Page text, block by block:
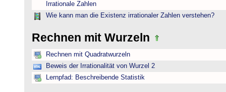
Irrationale Zahlen
Wie kann man die Existenz irrationaler Zahlen verstehen?
Rechnen mit Wurzeln
Rechnen mit Quadratwurzeln
Beweis der Irrationalität von Wurzel 2
Lernpfad: Beschreibende Statistik